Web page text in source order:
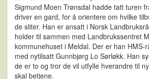
Sigmund Moen Trønsdal hadde tatt turen
driver en gard, for å orientere om hvilke
de sliter. Han er ansatt i Norsk
holder til sammen med Landbrukssentret
kommunehuset i Meldal. Der er han HMS-
med nytilsatt Gunnbjørg Lo Sørløkk. Han
de er to og tror de vil utfylle hverandre til
skal betjene.